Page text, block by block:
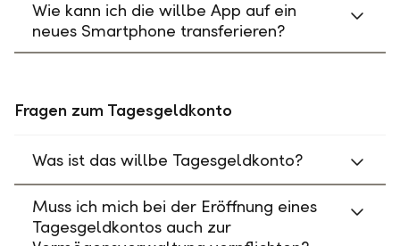
Wie kann ich die willbe App auf ein
neues Smartphone transferieren?
Fragen zum Tagesgeldkonto
Was ist das willbe Tagesgeldkonto?
Muss ich mich bei der Eröffnung eines
Tagesgeldkontos auch zur